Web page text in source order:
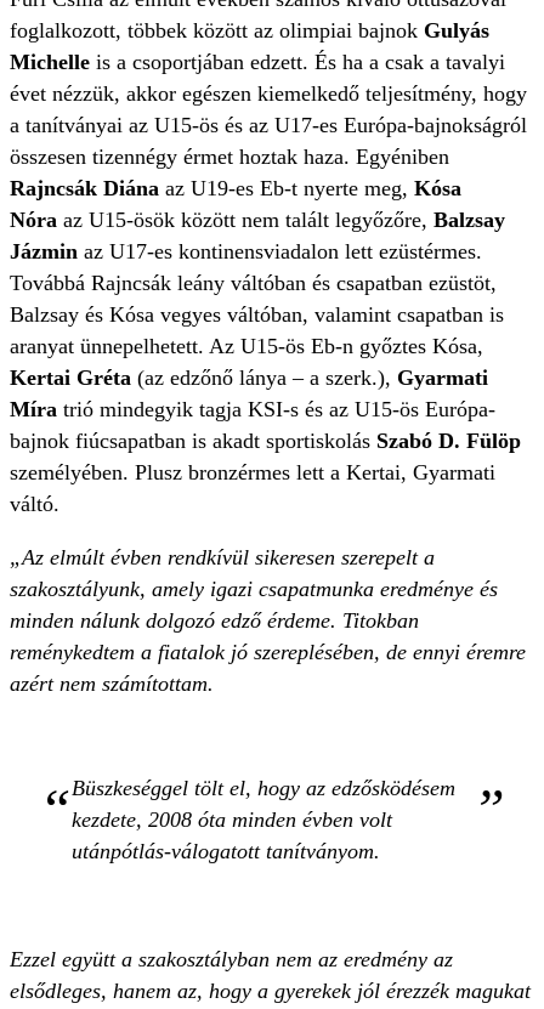
foglalkozott, többek között az olimpiai bajnok Gulyás
Michelle is a csoportjában edzett. És ha a csak a tavalyi
évet nézzük, akkor egészen kiemelkedő teljesítmény, hogy
a tanítványai az U15-ös és az U17-es Európa-bajnokságról
összesen tizennégy érmet hoztak haza. Egyéniben
Rajncsák Diána az U19-es Eb-t nyerte meg, Kósa
Nóra az U15-ösök között nem talált legyőzőre, Balzsay
Jázmin az U17-es kontinensviadalon lett ezüstérmes.
Továbbá Rajncsák leány váltóban és csapatban ezüstöt,
Balzsay és Kósa vegyes váltóban, valamint csapatban is
aranyat ünnepelhetett. Az U15-ös Eb-n győztes Kósa,
Kertai Gréta (az edzőnő lánya – a szerk.), Gyarmati
Míra trió mindegyik tagja KSI-s és az U15-ös Európa-
bajnok fiúcsapatban is akadt sportiskolás Szabó D. Fülöp
személyében. Plusz bronzérmes lett a Kertai, Gyarmati
váltó.
„Az elmúlt évben rendkívül sikeresen szerepelt a
szakosztályunk, amely igazi csapatmunka eredménye és
minden nálunk dolgozó edző érdeme. Titokban
reménykedtem a fiatalok jó szereplésében, de ennyi éremre
azért nem számítottam.
Büszkeséggel tölt el, hogy az edzősködésem
kezdete, 2008 óta minden évben volt
utánpótlás-válogatott tanítványom.
Ezzel együtt a szakosztályban nem az eredmény az
elsődleges, hanem az, hogy a gyerekek jól érezzék magukat